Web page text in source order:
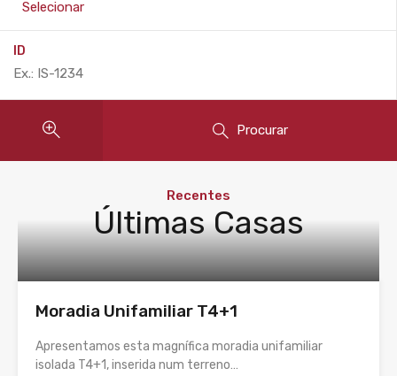
ID
Procurar
Recentes
Últimas Casas
Moradia Unifamiliar T4+1
Apresentamos esta magnífica moradia unifamiliar
isolada T4+1, inserida num terreno…